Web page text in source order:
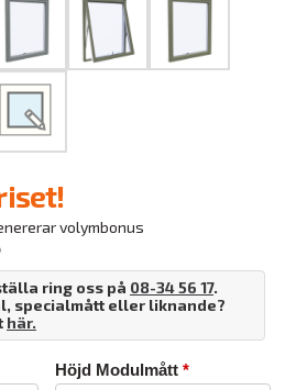
Produktritare
volymbonus
ring oss på 08-34 56 17.
specialmått eller liknande?
här.
Höjd Modulmått *